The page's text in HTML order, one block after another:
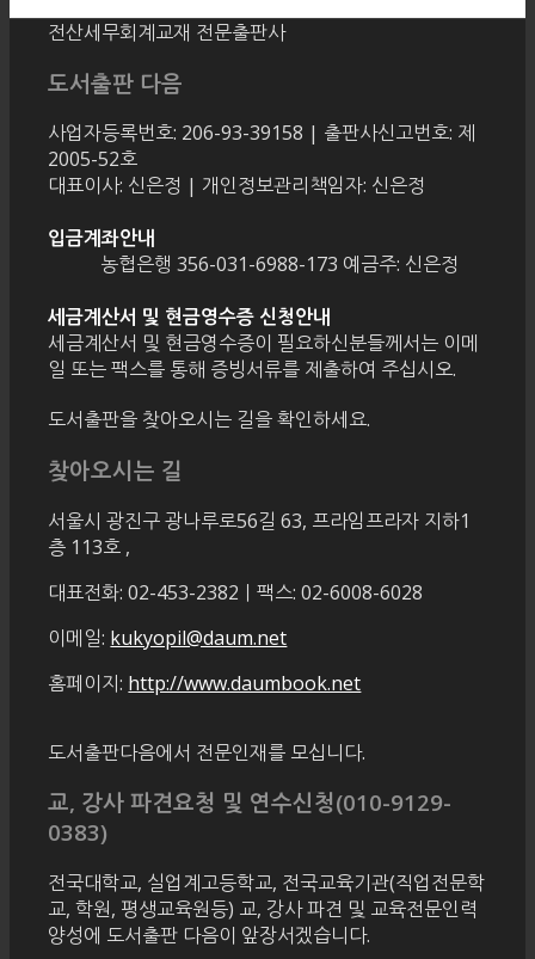
전산세무회계교재 전문출판사
도서출판 다음
사업자등록번호: 206-93-39158 | 출판사신고번호: 제
2005-52호
대표이사: 신은정 | 개인정보관리책임자: 신은정
입금계좌안내
농협은행 356-031-6988-173 예금주: 신은정
세금계산서 및 현금영수증 신청안내
세금계산서 및 현금영수증이 필요하신분들께서는 이메
일 또는 팩스를 통해 증빙서류를 제출하여 주십시오.
도서출판을 찾아오시는 길을 확인하세요.
찾아오시는 길
서울시 광진구 광나루로56길 63, 프라임프라자 지하1
층 113호 ,
대표전화: 02-453-2382ㅣ팩스: 02-6008-6028
이메일: kukyopil@daum.net
홈페이지: http://www.daumbook.net
도서출판다음에서 전문인재를 모십니다.
교, 강사 파견요청 및 연수신청(010-9129-
0383)
전국대학교, 실업계고등학교, 전국교육기관(직업전문학
교, 학원, 평생교육원등) 교, 강사 파견 및 교육전문인력
양성에 도서출판 다음이 앞장서겠습니다.